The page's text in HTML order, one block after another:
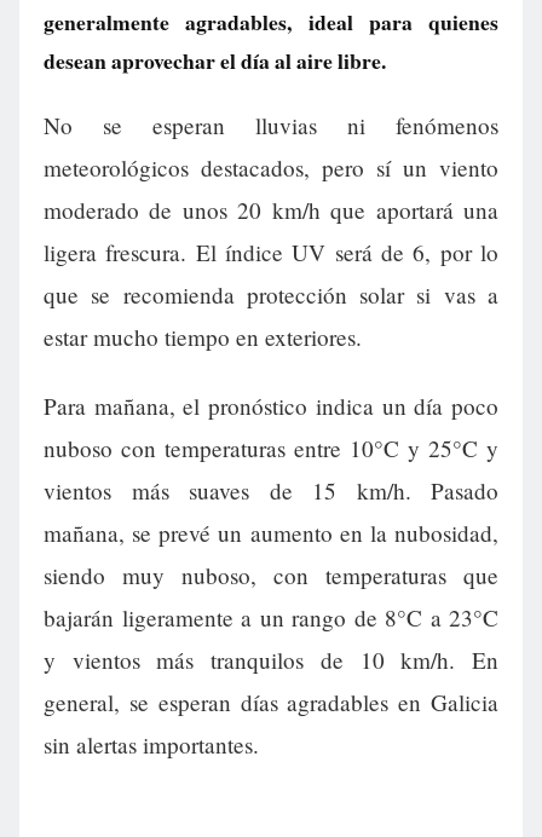
generalmente agradables, ideal para quienes
desean aprovechar el día al aire libre.
No se esperan lluvias ni fenómenos
meteorológicos destacados, pero sí un viento
moderado de unos 20 km/h que aportará una
ligera frescura. El índice UV será de 6, por lo
que se recomienda protección solar si vas a
estar mucho tiempo en exteriores.
Para mañana, el pronóstico indica un día poco
nuboso con temperaturas entre 10°C y 25°C y
vientos más suaves de 15 km/h. Pasado
mañana, se prevé un aumento en la nubosidad,
siendo muy nuboso, con temperaturas que
bajarán ligeramente a un rango de 8°C a 23°C
y vientos más tranquilos de 10 km/h. En
general, se esperan días agradables en Galicia
sin alertas importantes.